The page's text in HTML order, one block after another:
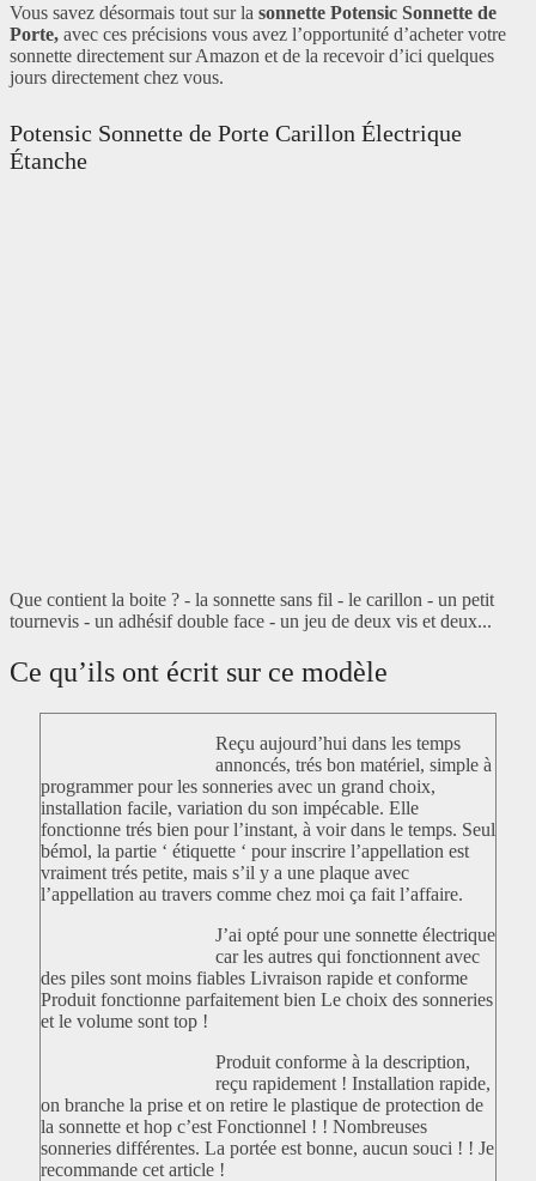
Vous savez désormais tout sur la sonnette Potensic Sonnette de
Porte, avec ces précisions vous avez l’opportunité d’acheter votre
sonnette directement sur Amazon et de la recevoir d’ici quelques
jours directement chez vous.
Potensic Sonnette de Porte Carillon Électrique
Étanche
Que contient la boite ? - la sonnette sans fil - le carillon - un petit
tournevis - un adhésif double face - un jeu de deux vis et deux...
Ce qu’ils ont écrit sur ce modèle
Reçu aujourd’hui dans les temps
annoncés, trés bon matériel, simple à
programmer pour les sonneries avec un grand choix,
installation facile, variation du son impécable. Elle
fonctionne trés bien pour l’instant, à voir dans le temps. Seul
bémol, la partie ‘ étiquette ‘ pour inscrire l’appellation est
vraiment trés petite, mais s’il y a une plaque avec
l’appellation au travers comme chez moi ça fait l’affaire.
J’ai opté pour une sonnette électrique
car les autres qui fonctionnent avec
des piles sont moins fiables Livraison rapide et conforme
Produit fonctionne parfaitement bien Le choix des sonneries
et le volume sont top !
Produit conforme à la description,
reçu rapidement ! Installation rapide,
on branche la prise et on retire le plastique de protection de
la sonnette et hop c’est Fonctionnel ! ! Nombreuses
sonneries différentes. La portée est bonne, aucun souci ! ! Je
recommande cet article !